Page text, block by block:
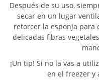
Después de su uso,
secar en un lugar
retorcer la esponja para
delicadas fibras
¡Un tip! Si no la vas a
en el freezer y